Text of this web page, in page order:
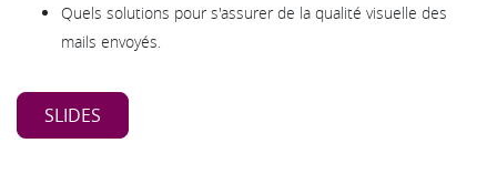
Quels solutions pour s'assurer de la qualité visuelle des
mails envoyés.
SLIDES